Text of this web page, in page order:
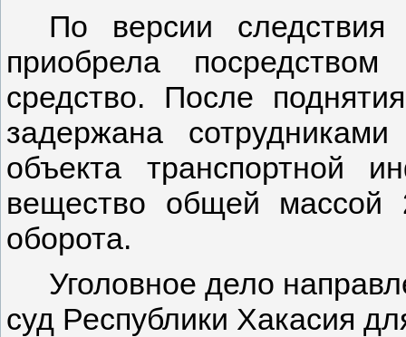
По версии
приобрела посредством
средство. После
задержана
объекта транспортной
вещество общей массой
оборота.
Уголовное дело
суд Республики Хакасия